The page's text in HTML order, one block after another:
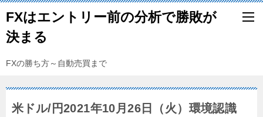
FXはエントリー前の分析で勝敗が
決まる
FXの勝ち方～自動売買まで
米ドル/円2021年10月26日（火）環境認識